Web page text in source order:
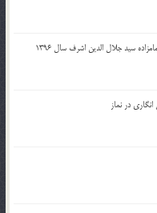
سید جلال الدین اشرف سال 1396
در نماز